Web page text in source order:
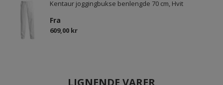
Kentaur joggingbukse benlengde 70 cm, Hvit
Fra
609,00 kr
LIGNENDE VARER